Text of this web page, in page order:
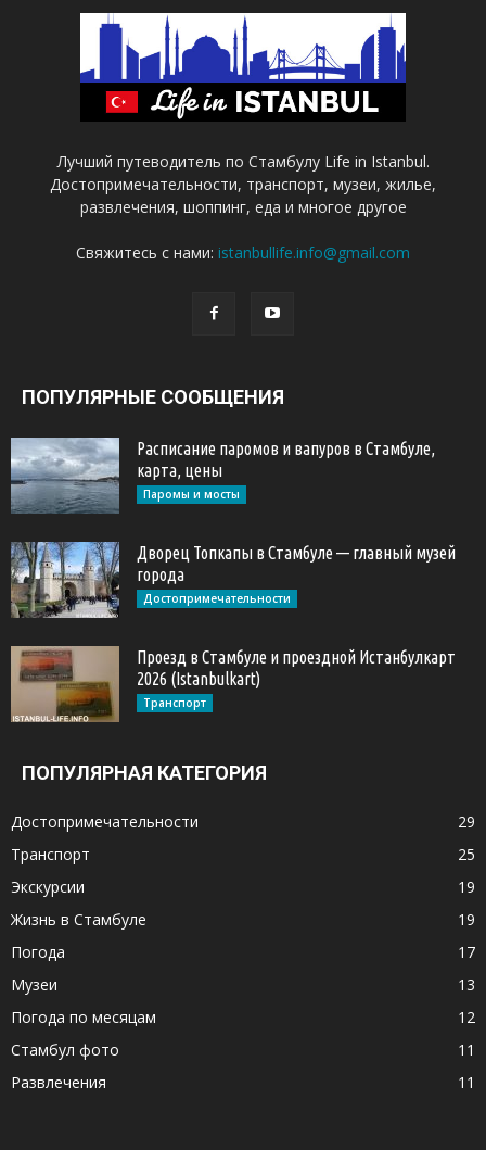
Лучший путеводитель по Стамбулу Life in Istanbul.
Достопримечательности, транспорт, музеи, жилье,
развлечения, шоппинг, еда и многое другое
Свяжитесь с нами: istanbullife.info@gmail.com
ПОПУЛЯРНЫЕ СООБЩЕНИЯ
Расписание паромов и вапуров в Стамбуле,
карта, цены
Паромы и мосты
Дворец Топкапы в Стамбуле — главный музей
города
Достопримечательности
Проезд в Стамбуле и проездной Истанбулкарт
2026 (Istanbulkart)
Транспорт
ПОПУЛЯРНАЯ КАТЕГОРИЯ
Достопримечательности
29
Транспорт
25
Экскурсии
19
Жизнь в Стамбуле
19
Погода
17
Музеи
13
Погода по месяцам
12
Стамбул фото
11
Развлечения
11